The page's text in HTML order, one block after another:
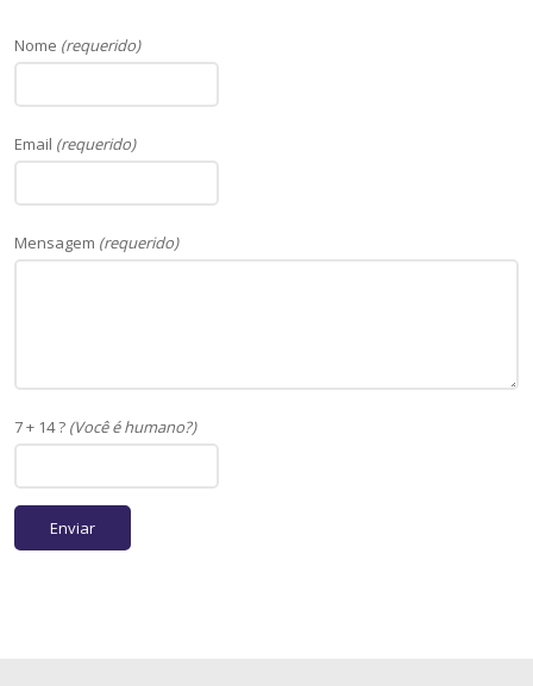
Nome (requerido)
Email (requerido)
Mensagem (requerido)
7 + 14 ? (Você é humano?)